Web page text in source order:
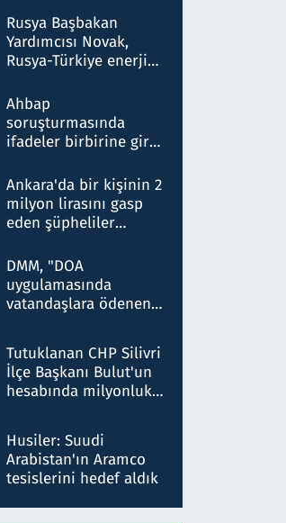
Rusya Başbakan
Yardımcısı Novak,
Rusya-Türkiye enerji
nitelikte olduğunu
belirtti
Ahbap
soruşturmasında
ifadeler birbirine girdi:
ifadelerinden ortaya
çıkan tablo şok etti
Ankara'da bir kişinin 2
milyon lirasını gasp
eden şüpheliler
DMM, "DOA
uygulamasında
vatandaşlara ödenen
düşürüldüğü" iddiasını
yalanladı
Tutuklanan CHP Silivri
İlçe Başkanı Bulut'un
hesabında milyonluk
talimat verdi, ben
gönderdim
Husiler: Suudi
Arabistan'ın Aramco
tesislerini hedef aldık